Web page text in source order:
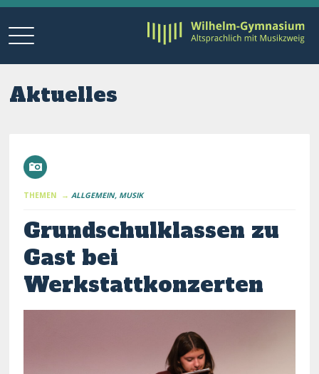
Aktuelles
THEMEN → ALLGEMEIN MUSIK
Grundschulklassen zu
Gast bei
Werkstattkonzerten